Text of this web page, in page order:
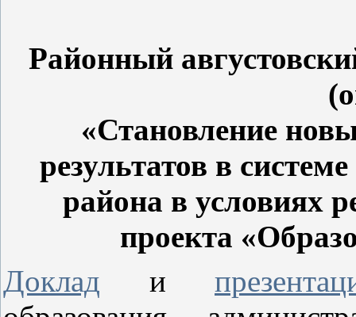
Районный
«Становление
результатов в
района в условиях
проекта
Доклад и